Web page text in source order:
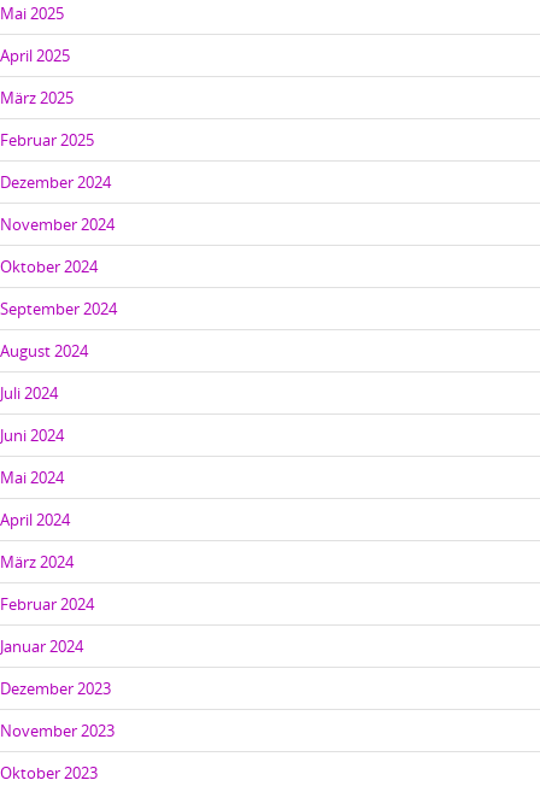
Mai 2025
April 2025
März 2025
Februar 2025
Dezember 2024
November 2024
Oktober 2024
September 2024
August 2024
Juli 2024
Juni 2024
Mai 2024
April 2024
März 2024
Februar 2024
Januar 2024
Dezember 2023
November 2023
Oktober 2023